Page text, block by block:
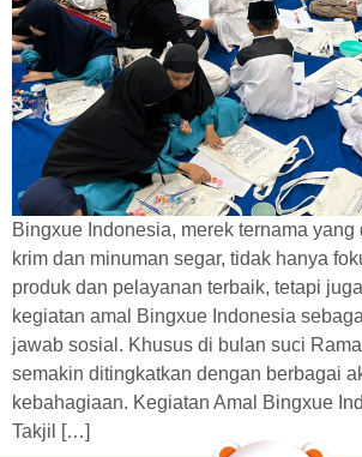
Bingxue Indonesia, merek ternama
krim dan minuman segar, tidak hanya
produk dan pelayanan terbaik, tetapi
kegiatan amal Bingxue Indonesia
jawab sosial. Khusus di bulan suci
semakin ditingkatkan dengan berbagai
kebahagiaan. Kegiatan Amal Bingxue
Takjil […]